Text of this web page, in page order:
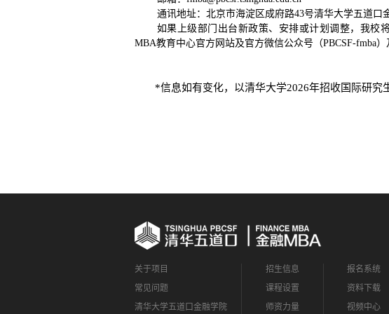
通讯地址：北京市海淀区成府路43号清华大学五道口
如果上级部门出台新政策、安排或计划调整，我校
MBA教育中心官方网站及官方微信公众号（PBCSF-fmba）
*信息如有变化，以清华大学2026年招收国际研究
关于项目
常见问题
清华大学五道口金融学院
招生信息
课程设置
师资力量
报名系统
资料下载
视频中心